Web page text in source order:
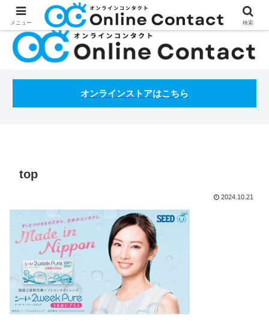
処方箋不要のコンタクトレンズ通販オンラインコンタクトBLOG
オンラインストアはこちら
top
2024.10.21
メニュー 検索